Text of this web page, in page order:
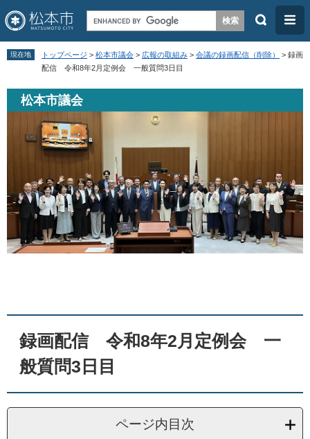
ペ
ジ
の
。
メ
ュ
ー
て
文
検
メ
ニ
ュ
現在地 トップページ > 松本市議会 > 広報の取組み > 会議の録画配信（削除） > 録画
配信 令和8年2月定例会 一般質問3日目
松本市議会
録画配信 令和8年2月定例会 一
般質問3日目
ページ内目次